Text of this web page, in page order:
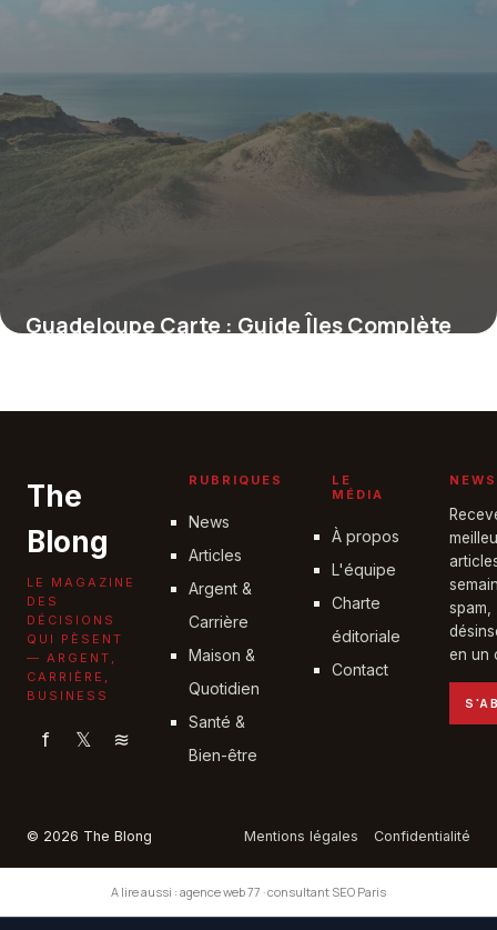
Guadeloupe Carte : Guide Îles Complète
The
Blong
LE MAGAZINE
DES
DÉCISIONS
QUI PÈSENT
— ARGENT,
CARRIÈRE,
BUSINESS
f 𝕏 ≋
RUBRIQUES
News
Articles
Argent &
Carrière
Maison &
Quotidien
Santé &
Bien-être
LE
MÉDIA
À propos
L'équipe
Charte
éditoriale
Contact
spam,
en un
© 2026 The Blong Mentions légales Confidentialité
A lire aussi : agence web 77 ·consultant SEO Paris